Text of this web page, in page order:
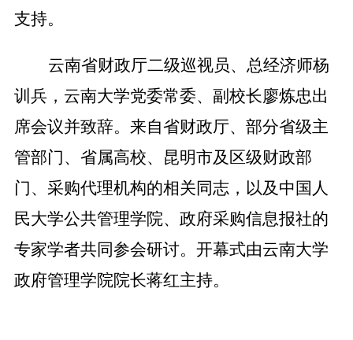
支持。
云南省财政厅二级巡视员、总经济师杨
训兵，云南大学党委常委、副校长廖炼忠出
席会议并致辞。来自省财政厅、部分省级主
管部门、 省属高校、 昆明市及 区级财政部
门、 采购代理机构的相关同志， 以及中国人
民大学公共管理学院、政府采购信息报社的
专家学者共同参会研讨。 开幕式由云南大学
政府管理学院院长蒋红主持。